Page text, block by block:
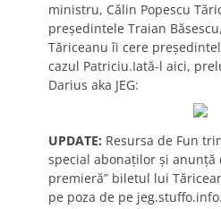
ministru, Călin Popescu
preşedintele Traian
Tăriceanu îi cere
cazul Patriciu.Iată-l aici,
Darius aka JEG:
UPDATE: Resursa de Fun
special abonaţilor şi anunţă
premieră” biletul lui
pe poza de pe